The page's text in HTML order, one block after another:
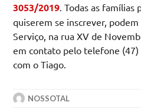
3053/2019. Todas as famílias
quiserem se inscrever,
Serviço, na rua XV de
em contato pelo telefone (47)
com o Tiago.
NOSSOTAL